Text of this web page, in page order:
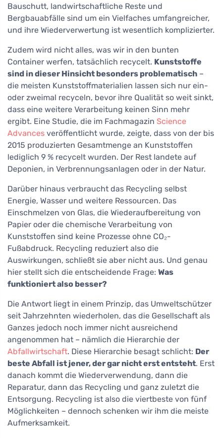
Bauschutt, landwirtschaftliche Reste und
Bergbauabfälle sind um ein Vielfaches umfangreicher,
und ihre Wiederverwertung ist wesentlich komplizierter.
Zudem wird nicht alles, was wir in den bunten
Container werfen, tatsächlich recycelt. Kunststoffe
sind in dieser Hinsicht besonders problematisch –
die meisten Kunststoffmaterialien lassen sich nur ein-
oder zweimal recyceln, bevor ihre Qualität so weit sinkt,
dass eine weitere Verarbeitung keinen Sinn mehr
ergibt. Eine Studie, die im Fachmagazin Science
Advances veröffentlicht wurde, zeigte, dass von der bis
2015 produzierten Gesamtmenge an Kunststoffen
lediglich 9 % recycelt wurden. Der Rest landete auf
Deponien, in Verbrennungsanlagen oder in der Natur.
Darüber hinaus verbraucht das Recycling selbst
Energie, Wasser und weitere Ressourcen. Das
Einschmelzen von Glas, die Wiederaufbereitung von
Papier oder die chemische Verarbeitung von
Kunststoffen sind keine Prozesse ohne CO₂-
Fußabdruck. Recycling reduziert also die
Auswirkungen, schließt sie aber nicht aus. Und genau
hier stellt sich die entscheidende Frage: Was
funktioniert also besser?
Die Antwort liegt in einem Prinzip, das Umweltschützer
seit Jahrzehnten wiederholen, das die Gesellschaft als
Ganzes jedoch noch immer nicht ausreichend
angenommen hat – nämlich die Hierarchie der
Abfallwirtschaft. Diese Hierarchie besagt schlicht: Der
beste Abfall ist jener, der gar nicht erst entsteht. Erst
danach kommt die Wiederverwendung, dann die
Reparatur, dann das Recycling und ganz zuletzt die
Entsorgung. Recycling ist also die viertbeste von fünf
Möglichkeiten – dennoch schenken wir ihm die meiste
Aufmerksamkeit.